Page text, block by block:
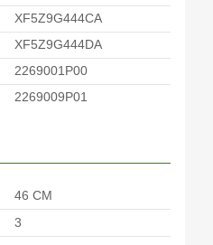
XF5Z9G444CA
XF5Z9G444DA
2269001P00
2269009P01
226900M220
2269012P00
46 CM
3